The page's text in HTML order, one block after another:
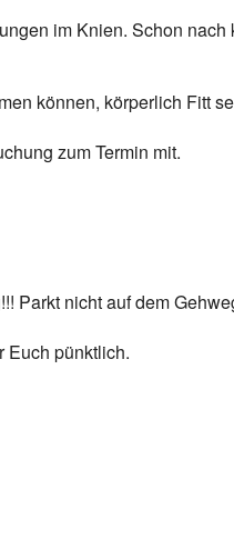
im Knien. Schon
können, körperlich Fitt
zum Termin mit.
Parkt nicht auf dem
Euch pünktlich.